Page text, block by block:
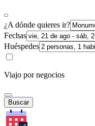
¿A dónde quieres ir?
Fechas
Huéspedes
Viajo por negocios
Buscar